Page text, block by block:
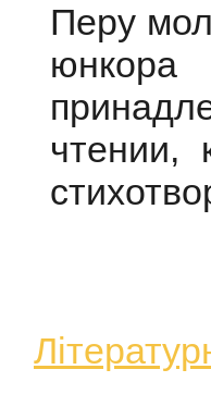
Перу
чтении,